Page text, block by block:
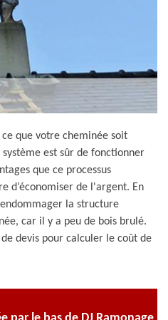
que votre cheminée soit
est sûr de fonctionner
que ce processus
d’économiser de l'argent. En
la structure
car il y a peu de bois brulé.
devis pour calculer le coût de